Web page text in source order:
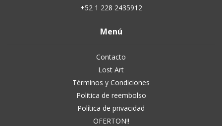
+52 1 228 2435912
Menú
Contacto
Lost Art
Términos y Condiciones
Politica de reembolso
Política de privacidad
OFERTON!!